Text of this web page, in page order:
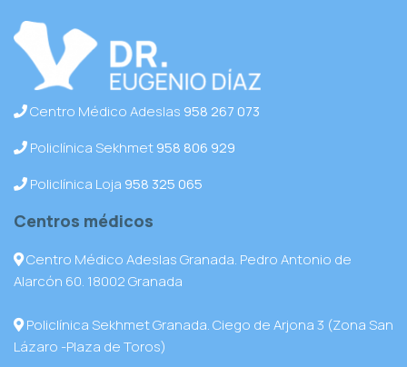
Centro Médico Adeslas 958 267 073
Policlínica Sekhmet958 806 929
Policlínica Loja 958 325 065
Centros médicos
Centro Médico Adeslas Granada. Pedro Antonio de
Alarcón 60. 18002 Granada
Policlínica Sekhmet Granada. Ciego de Arjona 3 (Zona San
Lázaro -Plaza de Toros)